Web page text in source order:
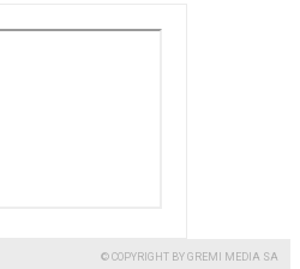
© COPYRIGHT BY GREMI MEDIA SA